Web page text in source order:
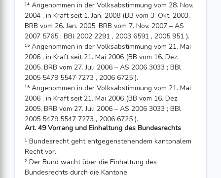
¹⁴ Angenommen in der Volksabstimmung vom 28. Nov.
2004 , in Kraft seit 1. Jan. 2008 (BB vom 3. Okt. 2003,
BRB vom 26. Jan. 2005, BRB vom 7. Nov. 2007 – AS
2007 5765 ; BBl 2002 2291 , 2003 6591 , 2005 951 ).
¹⁵ Angenommen in der Volksabstimmung vom 21. Mai
2006 , in Kraft seit 21. Mai 2006 (BB vom 16. Dez.
2005, BRB vom 27. Juli 2006 – AS 2006 3033 ; BBl
2005 5479 5547 7273 , 2006 6725 ).
¹⁶ Angenommen in der Volksabstimmung vom 21. Mai
2006 , in Kraft seit 21. Mai 2006 (BB vom 16. Dez.
2005, BRB vom 27. Juli 2006 – AS 2006 3033 ; BBl
2005 5479 5547 7273 , 2006 6725 ).
Art. 49 Vorrang und Einhaltung des Bundesrechts
¹ Bundesrecht geht entgegenstehendem kantonalem
Recht vor.
² Der Bund wacht über die Einhaltung des
Bundesrechts durch die Kantone.